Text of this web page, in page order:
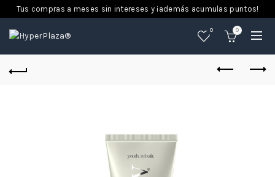
Tus compras a meses sin intereses y ¡además acumulas puntos!
0 0